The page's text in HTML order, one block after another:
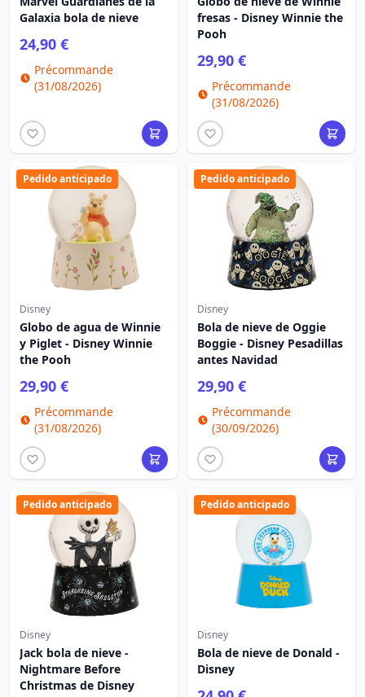
Galaxia bola de nieve
24,90 €
Précommande
(31/08/2026)
fresas - Disney Winnie the
Pooh
29,90 €
Précommande
(31/08/2026)
Pedido anticipado
Disney
Globo de agua de Winnie
y Piglet - Disney Winnie
the Pooh
29,90 €
Précommande
(31/08/2026)
Pedido anticipado
Disney
Bola de nieve de Oggie
Boggie - Disney Pesadillas
antes Navidad
29,90 €
Précommande
(30/09/2026)
Pedido anticipado
Disney
Jack bola de nieve -
Nightmare Before
Christmas de Disney
Pedido anticipado
Disney
Bola de nieve de Donald -
Disney